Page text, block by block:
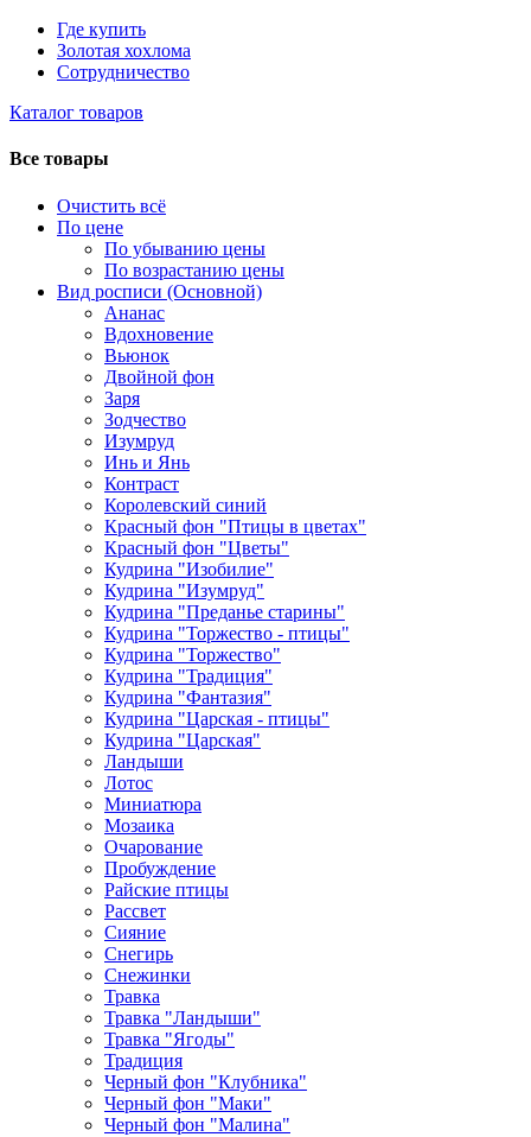
Где купить
Золотая хохлома
Сотрудничество
Каталог товаров
Все товары
Очистить всё
По цене
По убыванию цены
По возрастанию цены
Вид росписи (Основной)
Ананас
Вдохновение
Вьюнок
Двойной фон
Заря
Зодчество
Изумруд
Инь и Янь
Контраст
Королевский синий
Красный фон "Птицы в цветах"
Красный фон "Цветы"
Кудрина "Изобилие"
Кудрина "Изумруд"
Кудрина "Преданье старины"
Кудрина "Торжество - птицы"
Кудрина "Торжество"
Кудрина "Традиция"
Кудрина "Фантазия"
Кудрина "Царская - птицы"
Кудрина "Царская"
Ландыши
Лотос
Миниатюра
Мозаика
Очарование
Пробуждение
Райские птицы
Рассвет
Сияние
Снегирь
Снежинки
Травка
Травка "Ландыши"
Травка "Ягоды"
Традиция
Черный фон "Клубника"
Черный фон "Маки"
Черный фон "Малина"